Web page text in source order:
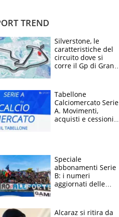
TREND
Silverstone, le
caratteristiche del
circuito dove si
corre il Gp di Gran
Tabellone
Calciomercato Serie
A. Movimenti,
acquisti e cessioni:
Speciale
abbonamenti Serie
B: i numeri
aggiornati delle
Alcaraz si ritira da